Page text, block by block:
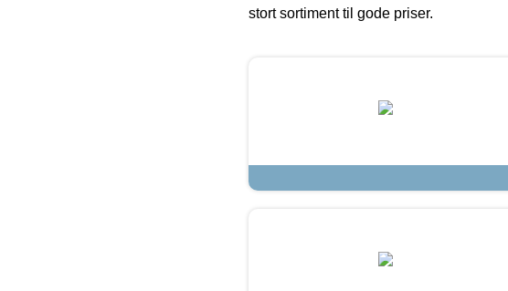
stort sortiment til gode priser.